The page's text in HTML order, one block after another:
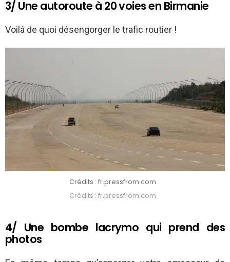
3/ Une autoroute à 20 voies en Birmanie
Voilà de quoi désengorger le trafic routier !
Crédits : fr.pressfrom.com
Crédits : fr.pressfrom.com
4/ Une bombe lacrymo qui prend des
photos